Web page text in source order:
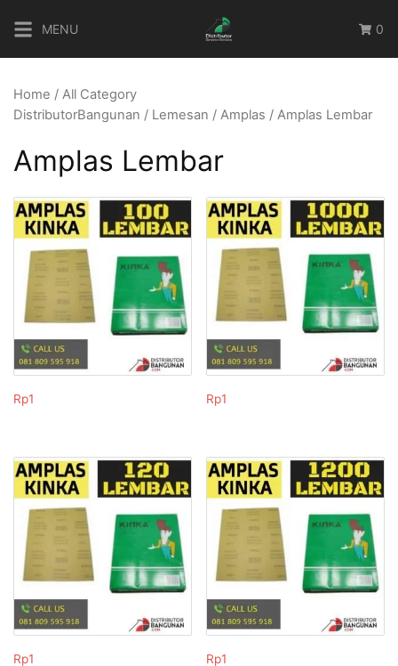
content
MENU 0
Home / All Category
DistributorBangunan / Lemesan / Amplas / Amplas Lembar
Amplas Lembar
Rp1 Rp1
Rp1 Rp1